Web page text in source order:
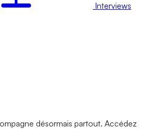
Interviews
désormais partout. Accédez